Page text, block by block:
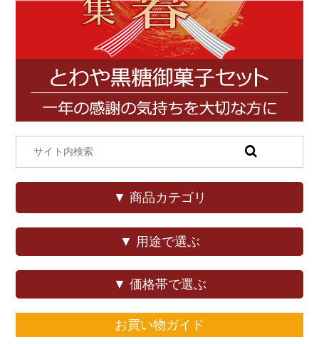
▼ 商品カテゴリ
▼ 用途で選ぶ
▼ 価格帯で選ぶ
お買い物ガイド